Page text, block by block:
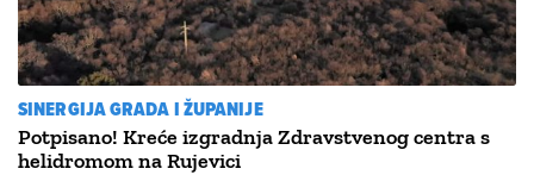
SINERGIJA GRADA I ŽUPANIJE
Potpisano! Kreće izgradnja Zdravstvenog centra s
helidromom na Rujevici